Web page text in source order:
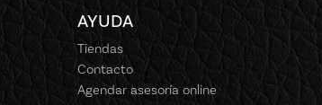
AYUDA
Tiendas
Contacto
Agendar asesoría online